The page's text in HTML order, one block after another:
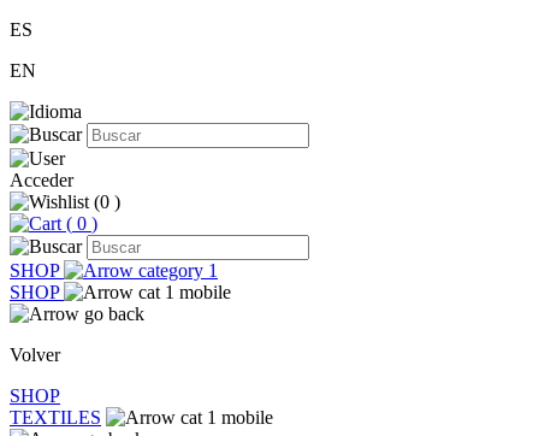
ES
EN
Acceder
(0 )
( 0 )
SHOP
SHOP
Volver
SHOP
TEXTILES